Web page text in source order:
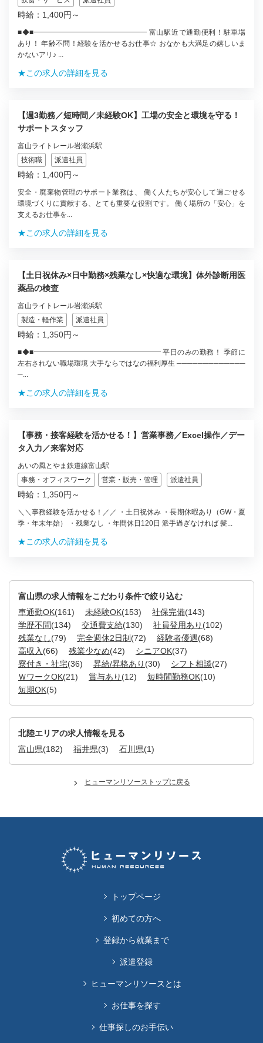
時給：1,400円～
■◆■━━━━━━━━━━━━━━━━ 富山駅近で通勤便利！駐車場
あり！ 年齢不問！経験を活かせるお仕事☆ おなかも大満足の嬉しいま
かないアリ♪ ...
★この求人の詳細を見る
【週3勤務／短時間／未経験OK】工場の安全と環境を守る！
サポートスタッフ
富山ライトレール岩瀬浜駅
技術職
派遣社員
時給：1,400円～
安全・廃棄物管理のサポート業務は、 働く人たちが安心して過ごせる
環境づくりに貢献する、とても重要な役割です。 働く場所の「安心」を
支えるお仕事を...
★この求人の詳細を見る
【土日祝休み×日中勤務×残業なし×快適な環境】体外診断用医
薬品の検査
富山ライトレール岩瀬浜駅
製造・軽作業
派遣社員
時給：1,350円～
■◆■━━━━━━━━━━━━━━━━━━ 平日のみの勤務！ 季節に
左右されない職場環境 大手ならではなの福利厚生 ─────────────
─...
★この求人の詳細を見る
【事務・接客経験を活かせる！】営業事務／Excel操作／デー
タ入力／来客対応
あいの風とやま鉄道線富山駅
事務・オフィスワーク
営業・販売・管理 派遣社員
時給：1,350円～
＼＼事務経験を活かせる！／／ ・土日祝休み ・長期休暇あり（GW・夏
季・年末年始） ・残業なし ・年間休日120日 派手過ぎなければ 髪...
★この求人の詳細を見る
富山県の求人情報をこだわり条件で絞り込む
車通勤OK(161) 未経験OK(153) 社保完備(143)
学歴不問(134) 交通費支給(130) 社員登用あり (102)
残業なし(79) 完全週休2日制 (72) 経験者優遇(68)
高収入 (66) 残業少なめ(42) シニアOK(37)
寮付き・社宅(36) 昇給/昇格あり (30) シフト相談(27)
ＷワークOK(21) 賞与あり (12) 短時間勤務OK(10)
短期OK(5)
北陸エリアの求人情報を見る
富山県(182) 福井県(3) 石川県(1)
ヒューマンリソーストップに戻る
トップページ
初めての方へ
登録から就業まで
派遣登録
ヒューマンリソースとは
お仕事を探す
仕事探しのお手伝い